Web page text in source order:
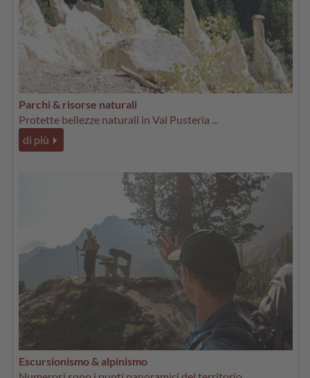
Parchi & risorse naturali
Protette bellezze naturali in Val Pusteria ...
di più
Escursionismo & alpinismo